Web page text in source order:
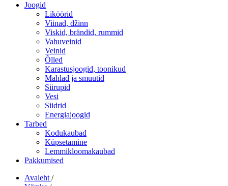
Joogid
Liköörid
Viinad, džinn
Viskid, brändid, rummid
Vahuveinid
Veinid
Õlled
Karastusjoogid, toonikud
Mahlad ja smuutid
Siirupid
Vesi
Siidrid
Energiajoogid
Tarbed
Kodukaubad
Küpsetamine
Lemmikloomakaubad
Pakkumised
Avaleht /